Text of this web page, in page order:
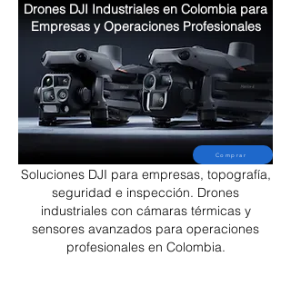
Drones DJI Industriales en Colombia para
Empresas y Operaciones Profesionales
Soluciones DJI para empresas, topografía,
seguridad e inspección. Drones
industriales con cámaras térmicas y
sensores avanzados para operaciones
profesionales en Colombia.
Comprar